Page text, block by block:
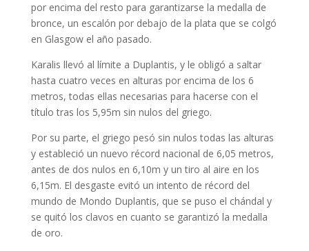
por encima del resto para garantizarse la medalla de
bronce, un escalón por debajo de la plata que se colgó
en Glasgow el año pasado.
Karalis llevó al límite a Duplantis, y le obligó a saltar
hasta cuatro veces en alturas por encima de los 6
metros, todas ellas necesarias para hacerse con el
título tras los 5,95m sin nulos del griego.
Por su parte, el griego pesó sin nulos todas las alturas
y estableció un nuevo récord nacional de 6,05 metros,
antes de dos nulos en 6,10m y un tiro al aire en los
6,15m. El desgaste evitó un intento de récord del
mundo de Mondo Duplantis, que se puso el chándal y
se quitó los clavos en cuanto se garantizó la medalla
de oro.